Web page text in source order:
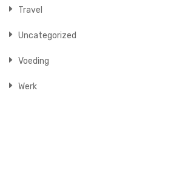
Travel
Uncategorized
Voeding
Werk